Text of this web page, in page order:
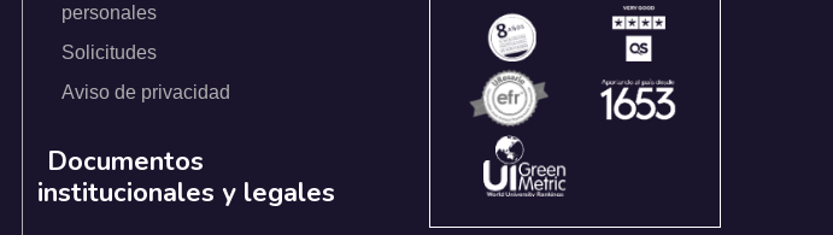
personales
Solicitudes
Aviso de privacidad
Documentos
institucionales y legales